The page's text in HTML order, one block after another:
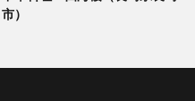
市）